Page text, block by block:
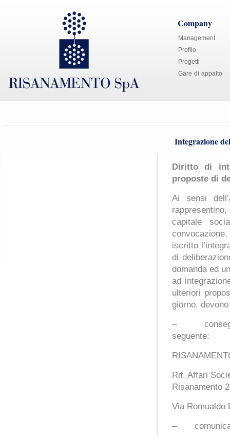
Company
Management
Profilo
Progetti
Gare di appalto
Integrazione
Diritto di
proposte di
Ai sensi
capitale
iscritto
di
domanda ed
ad
ulteriori
giorno,
– consegna,
seguente:
Rif. Affari
Risanamento
Via Romualdo
–